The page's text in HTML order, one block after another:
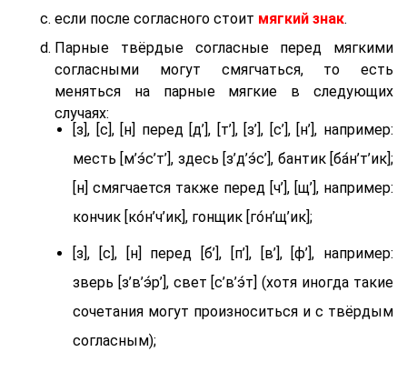
если после согласного стоит мягкий знак.
Парные твёрдые согласные перед мягкими
согласными могут смягчаться, то есть
меняться на парные мягкие в следующих
случаях:
[з], [с], [н] перед [д’], [т’], [з’], [с’], [н’], например:
месть [м’э́с’т’], здесь [з’д’э́с’], бантик [ба́н’т’ик];
[н] смягчается также перед [ч’], [щ’], например:
кончик [ко́н’ч’ик], гонщик [го́н’щ’ик];
[з], [с], [н] перед [б’], [п’], [в’], [ф’], например:
зверь [з’в’э́р’], свет [с’в’э́т] (хотя иногда такие
сочетания могут произноситься и с твёрдым
согласным);